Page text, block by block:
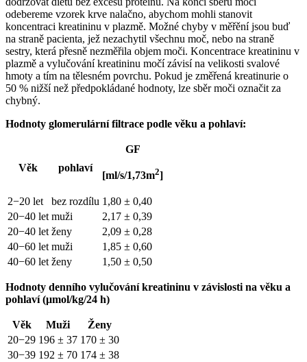
odebereme vzorek krve nalačno, abychom mohli stanovit
koncentraci kreatininu v plazmě. Možné chyby v měřění jsou buď
na straně pacienta, jež nezachytil všechnu moč, nebo na straně
sestry, která přesně nezměřila objem moči. Koncentrace kreatininu v
plazmě a vylučování kreatininu močí závisí na velikosti svalové
hmoty a tím na tělesném povrchu. Pokud je změřená kreatinurie o
50 % nižší než předpokládané hodnoty, lze sběr moči označit za
chybný.
Hodnoty glomerulární filtrace podle věku a pohlaví:
Věk pohlaví
GF
[ml/s/1,73m2]
2−20 let bez rozdílu 1,80 ± 0,40
20−40 let muži
2,17 ± 0,39
20−40 let ženy
2,09 ± 0,28
40−60 let muži
1,85 ± 0,60
40−60 let ženy 1,50 ± 0,50
Hodnoty denního vylučování kreatininu v závislosti na věku a
pohlaví (μmol/kg/24 h)
Věk Muži
Ženy
20−29 196 ± 37 170 ± 30
30−39 192 ± 70 174 ± 38